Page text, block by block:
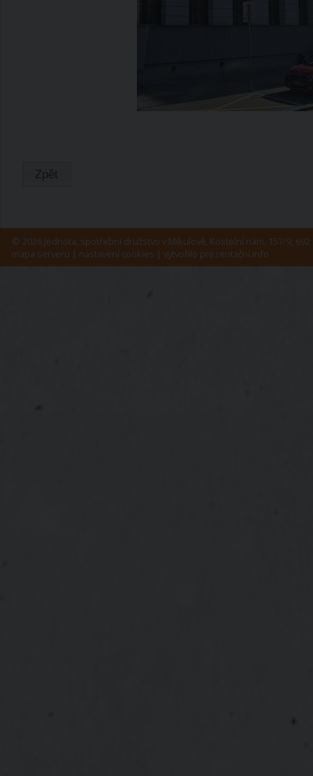
© 2026 Jednota, spotřební družstvo v Mikulově, Kostelní nám. 157/9, 692
mapa serveru | nastavení cookies | vytvořilo prezentační.info